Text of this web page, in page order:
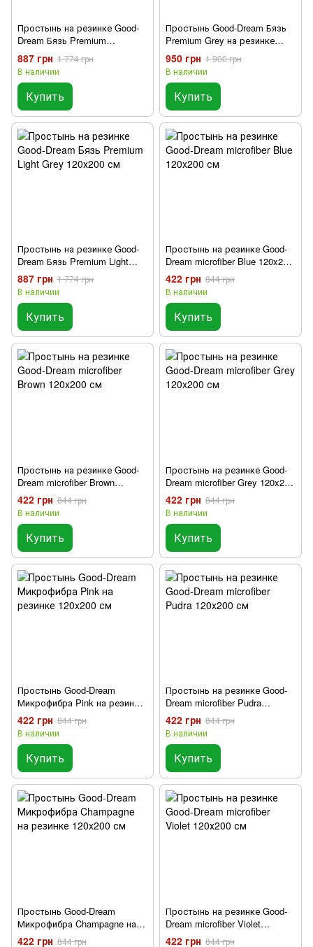
Простынь на резинке Good-
Dream Бязь Premium
Champagne 120х200 см
887 грн 1 774 грн
В наличии
Купить
Простынь Good-Dream Бязь
Premium Grey на резинке
120x200 см
950 грн 1 900 грн
В наличии
Купить
Простынь на резинке Good-
Dream Бязь Premium Light
Grey 120х200 см
887 грн 1 774 грн
В наличии
Купить
Простынь на резинке Good-
Dream microfiber Blue 120x200
см
422 грн 844 грн
В наличии
Купить
Простынь на резинке Good-
Dream microfiber Brown
120x200 см
422 грн 844 грн
В наличии
Купить
Простынь на резинке Good-
Dream microfiber Grey 120x200
см
422 грн 844 грн
В наличии
Купить
Простынь Good-Dream
Микрофибра Pink на резинке
120x200 см
422 грн 844 грн
В наличии
Купить
Простынь на резинке Good-
Dream microfiber Pudra
120x200 см
422 грн 844 грн
В наличии
Купить
Простынь Good-Dream
Микрофибра Champagne на
резинке 120x200 см
422 грн 844 грн
Простынь на резинке Good-
Dream microfiber Violet
120х200 см
422 грн 844 грн